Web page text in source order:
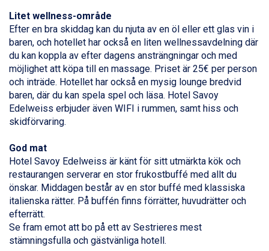
Sestriere från 6.945 kr.
Ischgl från 11.295 kr.
Wagrain från 7.095 kr.
Fieberbrunn från 9.645 kr.
Val Thorens från 8.395 kr.
St. Anton från 11.245 kr.
Zell am See från 6.295 kr.
Canazei från 7.195 kr.
Livigno från 5.595 kr.
Alleghe från 8.545 kr.
Bad Gastein från 6.295 kr.
Sauze dOulx från 6.145 kr.
Arabba från 11.045 kr.
La Thuile från 7.045 kr.
Cervinia från 8.245 kr.
Passo Tonale från 5.895 kr.
Bad Hofgastein från 8.595 kr.
Litet wellness-område
Efter en bra skiddag kan du njuta av en öl eller ett glas vin i
baren, och hotellet har också en liten wellnessavdelning där
du kan koppla av efter dagens ansträngningar och med
möjlighet att köpa till en massage. Priset är 25€ per person
och inträde. Hotellet har också en mysig lounge bredvid
baren, där du kan spela spel och läsa. Hotel Savoy
Edelweiss erbjuder även WIFI i rummen, samt hiss och
skidförvaring.
God mat
Hotel Savoy Edelweiss är känt för sitt utmärkta kök och
restaurangen serverar en stor frukostbuffé med allt du
önskar. Middagen består av en stor buffé med klassiska
italienska rätter. På buffén finns förrätter, huvudrätter och
efterrätt.
Se fram emot att bo på ett av Sestrieres mest
stämningsfulla och gästvänliga hotell.